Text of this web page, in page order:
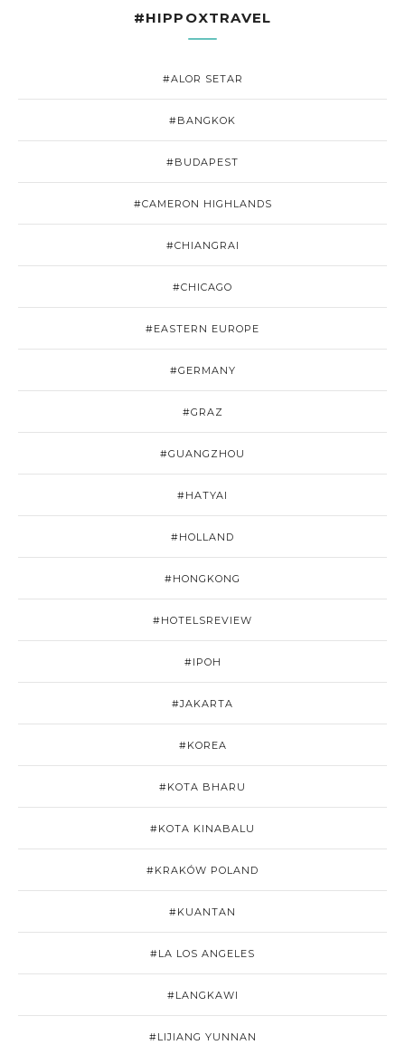
#HIPPOXTRAVEL
#ALOR SETAR
#BANGKOK
#BUDAPEST
#CAMERON HIGHLANDS
#CHIANGRAI
#CHICAGO
#EASTERN EUROPE
#GERMANY
#GRAZ
#GUANGZHOU
#HATYAI
#HOLLAND
#HONGKONG
#HOTELSREVIEW
#IPOH
#JAKARTA
#KOREA
#KOTA BHARU
#KOTA KINABALU
#KRAKÓW POLAND
#KUANTAN
#LA LOS ANGELES
#LANGKAWI
#LIJIANG YUNNAN